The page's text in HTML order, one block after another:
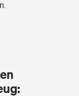
Alter?